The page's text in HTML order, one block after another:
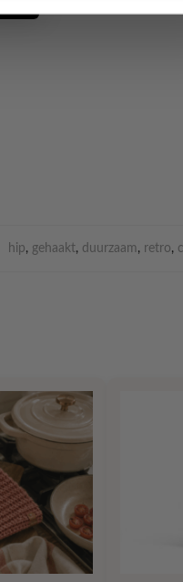
hip, gehaakt, duurzaam, retro,